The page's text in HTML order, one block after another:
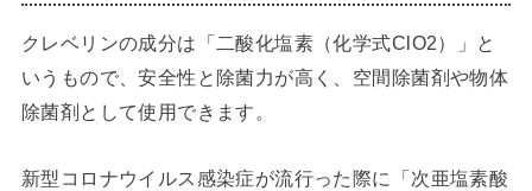
クレベリンの成分は「二酸化塩素（化学式ClO2）」と
いうもので、安全性と除菌力が高く、空間除菌剤や物体
除菌剤として使用できます。
新型コロナウイルス感染症が流行った際に「次亜塩素酸